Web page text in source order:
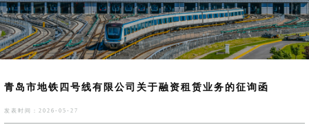
青岛市地铁四号线有限公司关于融资租赁业务的征询函
发表时间：2026-05-27